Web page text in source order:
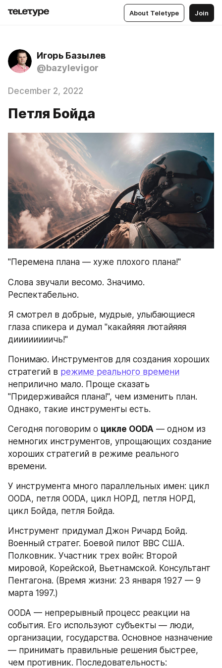
About Teletype Join
Игорь Базылев
@bazylevigor
December 2, 2022
Петля Бойда
"Перемена плана — хуже плохого плана!"
Слова звучали весомо. Значимо.
Респектабельно.
Я смотрел в добрые, мудрые, улыбающиеся
глаза спикера и думал "какайяяя лютайяяя
диииииииичь!"
Понимаю. Инструментов для создания хороших
стратегий в режиме реального времени
неприлично мало. Проще сказать
"Придерживайся плана!", чем изменить план.
Однако, такие инструменты есть.
Сегодня поговорим о цикле OODA — одном из
немногих инструментов, упрощающих создание
хороших стратегий в режиме реального
времени.
У инструмента много параллельных имен: цикл
OODA, петля OODA, цикл НОРД, петля НОРД,
цикл Бойда, петля Бойда.
Инструмент придумал Джон Ричард Бойд.
Военный стратег. Боевой пилот ВВС США.
Полковник. Участник трех войн: Второй
мировой, Корейской, Вьетнамской. Консультант
Пентагона. (Время жизни: 23 января 1927 — 9
марта 1997.)
OODA — непрерывный процесс реакции на
события. Его используют субъекты — люди,
организации, государства. Основное назначение
— принимать правильные решения быстрее,
чем противник. Последовательность: